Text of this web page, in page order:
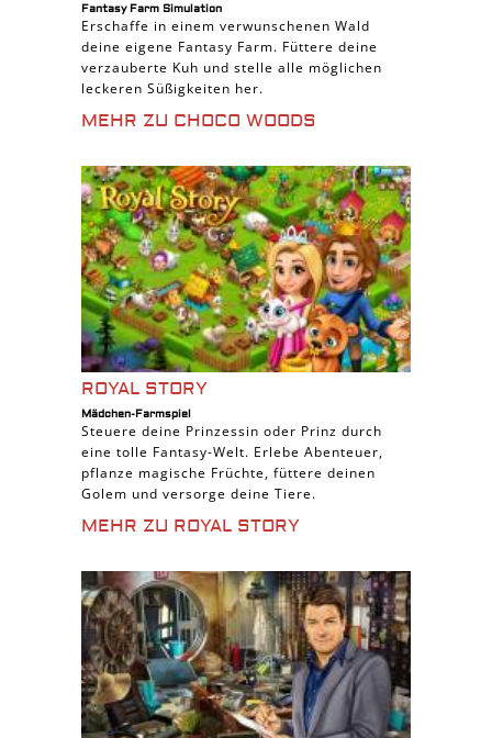
Fantasy Farm Simulation
Erschaffe in einem verwunschenen Wald
deine eigene Fantasy Farm. Füttere deine
verzauberte Kuh und stelle alle möglichen
leckeren Süßigkeiten her.
MEHR ZU CHOCO WOODS
ROYAL STORY
Mädchen-Farmspiel
Steuere deine Prinzessin oder Prinz durch
eine tolle Fantasy-Welt. Erlebe Abenteuer,
pflanze magische Früchte, füttere deinen
Golem und versorge deine Tiere.
MEHR ZU ROYAL STORY